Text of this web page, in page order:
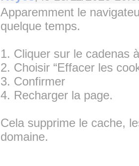
Apparemment le
quelque temps.
1. Cliquer sur le cadenas
2. Choisir “Effacer les
3. Confirmer
4. Recharger la page.
Cela supprime le cache,
domaine.